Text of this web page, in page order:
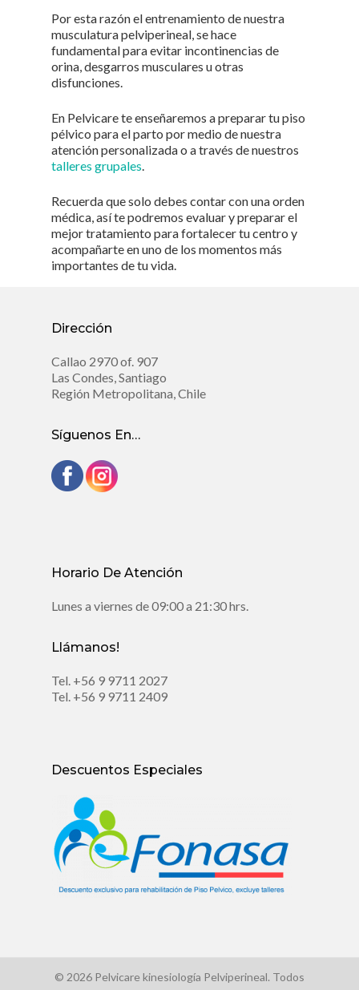
Por esta razón el entrenamiento de nuestra
musculatura pelviperineal, se hace
fundamental para evitar incontinencias de
orina, desgarros musculares u otras
disfunciones.
En Pelvicare te enseñaremos a preparar tu piso
pélvico para el parto por medio de nuestra
atención personalizada o a través de nuestros
talleres grupales
Recuerda que solo debes contar con una orden
médica, así te podremos evaluar y preparar el
mejor tratamiento para fortalecer tu centro y
acompañarte en uno de los momentos más
importantes de tu vida.
Dirección
Callao 2970 of. 907
Las Condes, Santiago
Región Metropolitana, Chile
Síguenos En…
Horario De Atención
Lunes a viernes de 09:00 a 21:30 hrs.
Llámanos!
Tel. +56 9 9711 2027
Tel. +56 9 9711 2409
Descuentos Especiales
© 2026 Pelvicare kinesiología Pelviperineal. Todos